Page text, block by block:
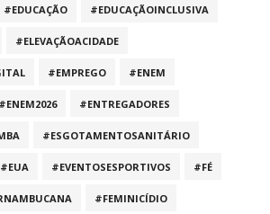
#EDUCAÇÃO #EDUCAÇÃOINCLUSIVA
#ELEVAÇÃOACIDADE
#EMPREGO #ENEM
#ENEM2026 #ENTREGADORES
#ESGOTAMENTOSANITÁRIO
#EUA #EVENTOSESPORTIVOS #FÉ
#FEMINICÍDIO